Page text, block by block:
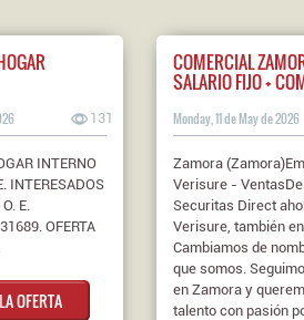
131
INTERNO
INTERESADOS
E.
OFERTA
OFERTA
COMERCIAL
SALARIO FIJO +
Monday, 11 de May de 2026
Zamora
Verisure -
Securitas Direct
Verisure, también
Cambiamos de
que somos.
en Zamora y
talento con pasión